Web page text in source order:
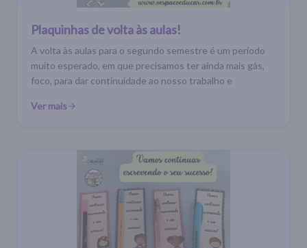
Plaquinhas de volta às aulas!
A volta às aulas para o segundo semestre é um período
muito esperado, em que precisamos ter ainda mais gás,
foco, para dar continuidade ao nosso trabalho e
Ver mais